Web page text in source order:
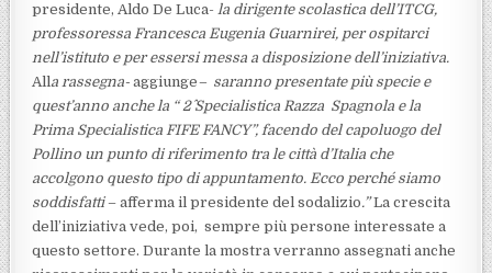
presidente, Aldo De Luca-la dirigente scolastica dell’ITCG,
professoressa Francesca Eugenia Guarnirei, per ospitarci
nell’istituto e per essersi messa a disposizione dell’iniziativa.
Alla rassegna-aggiunge– saranno presentate più specie e
quest’anno anche la “ 2^ Specialistica Razza Spagnola e la
Prima Specialistica FIFE FANCY”, facendo del capoluogo del
Pollino un punto di riferimento tra le città d’Italia che
accolgono questo tipo di appuntamento. Ecco perché siamo
soddisfatti– afferma il presidente del sodalizio.”La crescita
dell’iniziativa vede, poi, sempre più persone interessate a
questo settore. Durante la mostra verranno assegnati anche